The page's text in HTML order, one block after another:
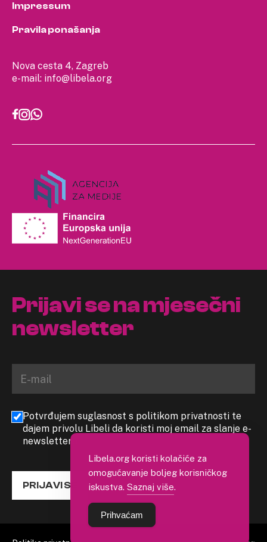
Nova cesta 4, Zagreb
e-mail: info@libela.org
Impressum
Pravila ponašanja
Prijavi se na mjesečni
newsletter
Potvrđujem suglasnost s politikom privatnosti te
dajem privolu Libeli da koristi moj email za slanje e-
newslettera
PRIJAVI SE
Libela.org koristi kolačiće za
omogućavanje boljeg korisničkog
iskustva. Saznaj više.
Prihvaćam